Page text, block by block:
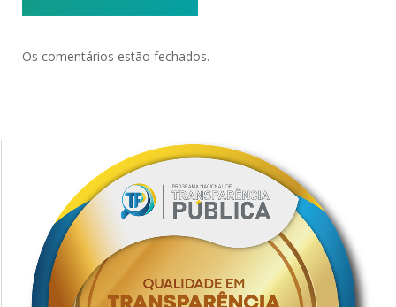
Os comentários estão fechados.